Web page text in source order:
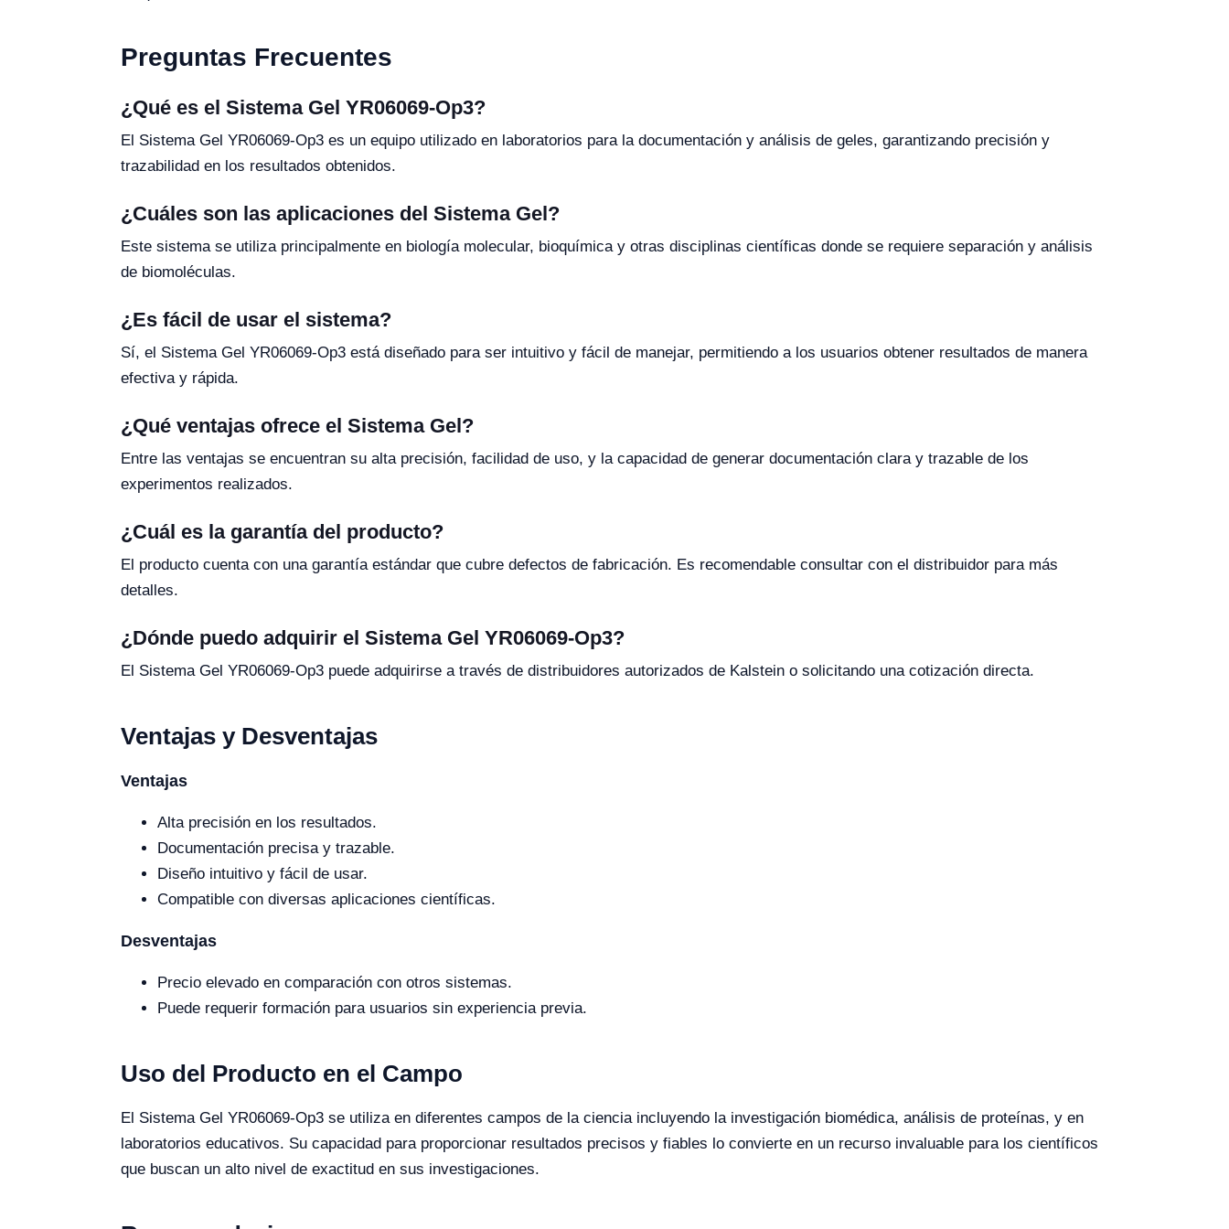
Preguntas Frecuentes
¿Qué es el Sistema Gel YR06069-Op3?
El Sistema Gel YR06069-Op3 es un equipo utilizado en laboratorios para la documentación y análisis de geles, garantizando precisión y
trazabilidad en los resultados obtenidos.
¿Cuáles son las aplicaciones del Sistema Gel?
Este sistema se utiliza principalmente en biología molecular, bioquímica y otras disciplinas científicas donde se requiere separación y análisis
de biomoléculas.
¿Es fácil de usar el sistema?
Sí, el Sistema Gel YR06069-Op3 está diseñado para ser intuitivo y fácil de manejar, permitiendo a los usuarios obtener resultados de manera
efectiva y rápida.
¿Qué ventajas ofrece el Sistema Gel?
Entre las ventajas se encuentran su alta precisión, facilidad de uso, y la capacidad de generar documentación clara y trazable de los
experimentos realizados.
¿Cuál es la garantía del producto?
El producto cuenta con una garantía estándar que cubre defectos de fabricación. Es recomendable consultar con el distribuidor para más
detalles.
¿Dónde puedo adquirir el Sistema Gel YR06069-Op3?
El Sistema Gel YR06069-Op3 puede adquirirse a través de distribuidores autorizados de Kalstein o solicitando una cotización directa.
Ventajas y Desventajas
Ventajas
Alta precisión en los resultados.
Documentación precisa y trazable.
Diseño intuitivo y fácil de usar.
Compatible con diversas aplicaciones científicas.
Desventajas
Precio elevado en comparación con otros sistemas.
Puede requerir formación para usuarios sin experiencia previa.
Uso del Producto en el Campo
El Sistema Gel YR06069-Op3 se utiliza en diferentes campos de la ciencia incluyendo la investigación biomédica, análisis de proteínas, y en
laboratorios educativos. Su capacidad para proporcionar resultados precisos y fiables lo convierte en un recurso invaluable para los científicos
que buscan un alto nivel de exactitud en sus investigaciones.